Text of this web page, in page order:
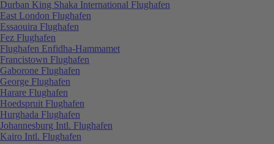
Durban King Shaka International Flughafen
East London Flughafen
Essaouira Flughafen
Fez Flughafen
Flughafen Enfidha-Hammamet
Francistown Flughafen
Gaborone Flughafen
George Flughafen
Harare Flughafen
Hoedspruit Flughafen
Hurghada Flughafen
Johannesburg Intl. Flughafen
Kairo Intl. Flughafen